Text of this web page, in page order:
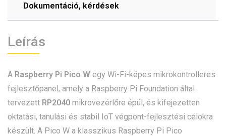
Dokumentáció, kérdések
Leírás
A Raspberry Pi Pico W egy Wi-Fi-képes mikrokontrolleres
fejlesztőpanel, amely a Raspberry Pi Foundation által
tervezett RP2040 mikrovezérlőre épül, és kifejezetten
oktatási, tanulási és stabil IoT végpont-fejlesztési célokra
készült. A Pico W a klasszikus Raspberry Pi Pico